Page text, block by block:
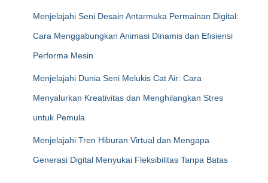
Menjelajahi Seni Desain Antarmuka Permainan Digital:
Cara Menggabungkan Animasi Dinamis dan Efisiensi
Performa Mesin
Menjelajahi Dunia Seni Melukis Cat Air: Cara
Menyalurkan Kreativitas dan Menghilangkan Stres
untuk Pemula
Menjelajahi Tren Hiburan Virtual dan Mengapa
Generasi Digital Menyukai Fleksibilitas Tanpa Batas